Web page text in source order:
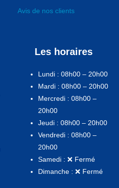
Avis de nos clients
Les horaires
Lundi : 08h00 – 20h00
Mardi : 08h00 – 20h00
Mercredi : 08h00 –
20h00
Jeudi : 08h00 – 20h00
Vendredi : 08h00 –
20h00
Samedi : ❌ Fermé
Dimanche : ❌ Fermé